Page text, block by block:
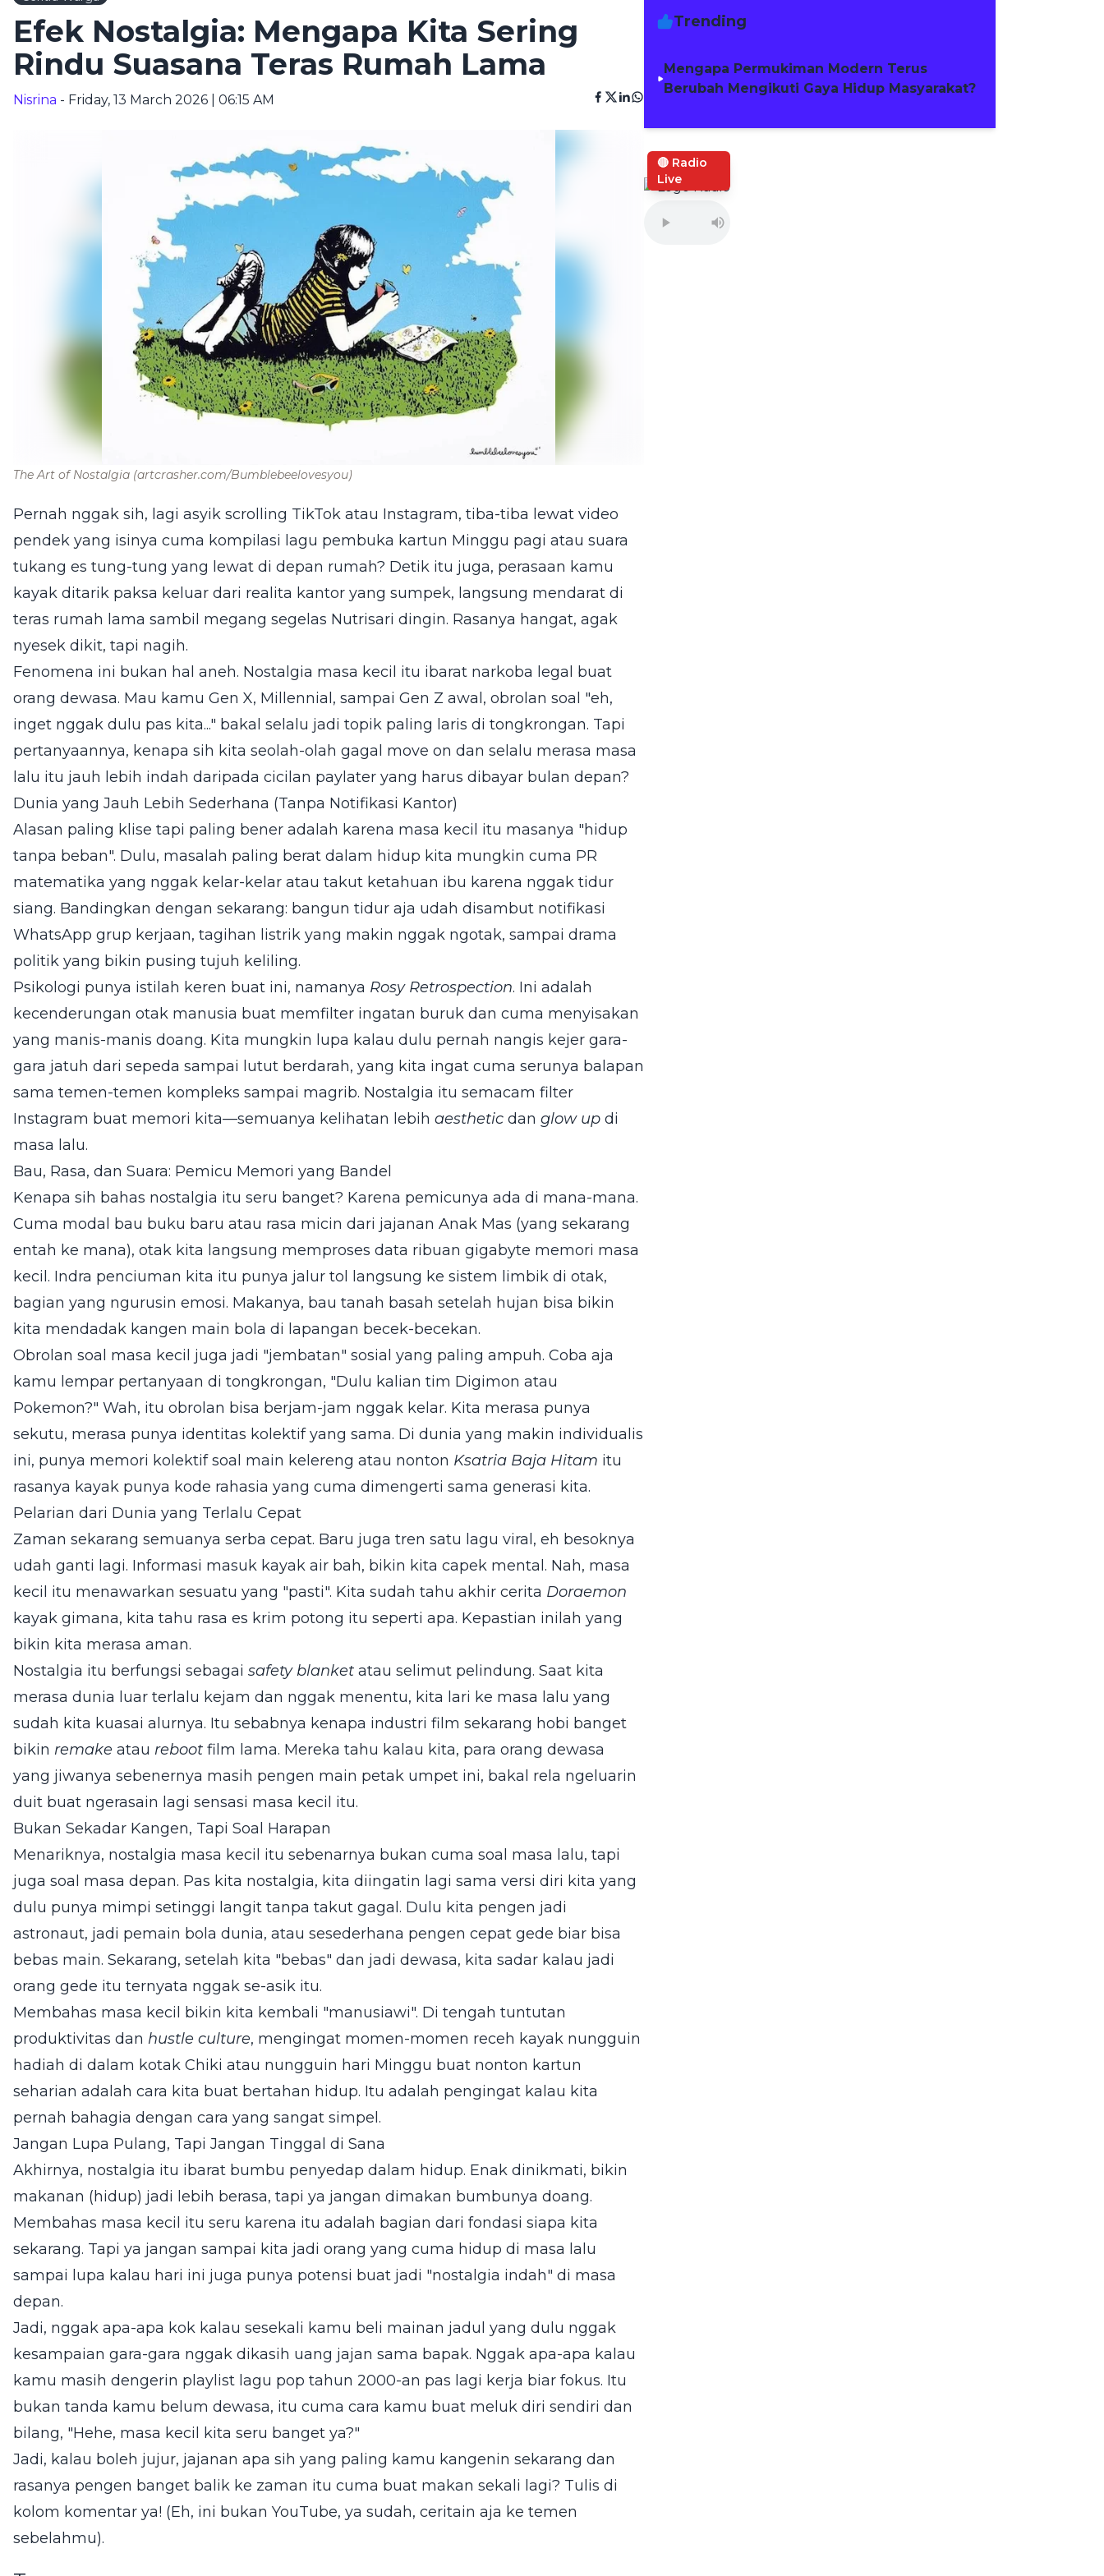
Efek Nostalgia: Mengapa Kita Sering
Rindu Suasana Teras Rumah Lama
Nisrina - Friday, 13 March 2026 | 06:15 AM
The Art of Nostalgia (artcrasher.com/Bumblebeelovesyou)
Pernah nggak sih, lagi asyik scrolling TikTok atau Instagram, tiba-tiba lewat video
pendek yang isinya cuma kompilasi lagu pembuka kartun Minggu pagi atau suara
tukang es tung-tung yang lewat di depan rumah? Detik itu juga, perasaan kamu
kayak ditarik paksa keluar dari realita kantor yang sumpek, langsung mendarat di
teras rumah lama sambil megang segelas Nutrisari dingin. Rasanya hangat, agak
nyesek dikit, tapi nagih.
Fenomena ini bukan hal aneh. Nostalgia masa kecil itu ibarat narkoba legal buat
orang dewasa. Mau kamu Gen X, Millennial, sampai Gen Z awal, obrolan soal "eh,
inget nggak dulu pas kita..." bakal selalu jadi topik paling laris di tongkrongan. Tapi
pertanyaannya, kenapa sih kita seolah-olah gagal move on dan selalu merasa masa
lalu itu jauh lebih indah daripada cicilan paylater yang harus dibayar bulan depan?
Dunia yang Jauh Lebih Sederhana (Tanpa Notifikasi Kantor)
Alasan paling klise tapi paling bener adalah karena masa kecil itu masanya "hidup
tanpa beban". Dulu, masalah paling berat dalam hidup kita mungkin cuma PR
matematika yang nggak kelar-kelar atau takut ketahuan ibu karena nggak tidur
siang. Bandingkan dengan sekarang: bangun tidur aja udah disambut notifikasi
WhatsApp grup kerjaan, tagihan listrik yang makin nggak ngotak, sampai drama
politik yang bikin pusing tujuh keliling.
Psikologi punya istilah keren buat ini, namanya Rosy Retrospection. Ini adalah
kecenderungan otak manusia buat memfilter ingatan buruk dan cuma menyisakan
yang manis-manis doang. Kita mungkin lupa kalau dulu pernah nangis kejer gara-
gara jatuh dari sepeda sampai lutut berdarah, yang kita ingat cuma serunya balapan
sama temen-temen kompleks sampai magrib. Nostalgia itu semacam filter
Instagram buat memori kita—semuanya kelihatan lebih aesthetic dan glow up di
masa lalu.
Bau, Rasa, dan Suara: Pemicu Memori yang Bandel
Kenapa sih bahas nostalgia itu seru banget? Karena pemicunya ada di mana-mana.
Cuma modal bau buku baru atau rasa micin dari jajanan Anak Mas (yang sekarang
entah ke mana), otak kita langsung memproses data ribuan gigabyte memori masa
kecil. Indra penciuman kita itu punya jalur tol langsung ke sistem limbik di otak,
bagian yang ngurusin emosi. Makanya, bau tanah basah setelah hujan bisa bikin
kita mendadak kangen main bola di lapangan becek-becekan.
Obrolan soal masa kecil juga jadi "jembatan" sosial yang paling ampuh. Coba aja
kamu lempar pertanyaan di tongkrongan, "Dulu kalian tim Digimon atau
Pokemon?" Wah, itu obrolan bisa berjam-jam nggak kelar. Kita merasa punya
sekutu, merasa punya identitas kolektif yang sama. Di dunia yang makin individualis
ini, punya memori kolektif soal main kelereng atau nonton Ksatria Baja Hitam itu
rasanya kayak punya kode rahasia yang cuma dimengerti sama generasi kita.
Pelarian dari Dunia yang Terlalu Cepat
Zaman sekarang semuanya serba cepat. Baru juga tren satu lagu viral, eh besoknya
udah ganti lagi. Informasi masuk kayak air bah, bikin kita capek mental. Nah, masa
kecil itu menawarkan sesuatu yang "pasti". Kita sudah tahu akhir cerita Doraemon
kayak gimana, kita tahu rasa es krim potong itu seperti apa. Kepastian inilah yang
bikin kita merasa aman.
Nostalgia itu berfungsi sebagai safety blanket atau selimut pelindung. Saat kita
merasa dunia luar terlalu kejam dan nggak menentu, kita lari ke masa lalu yang
sudah kita kuasai alurnya. Itu sebabnya kenapa industri film sekarang hobi banget
bikin remake atau reboot film lama. Mereka tahu kalau kita, para orang dewasa
yang jiwanya sebenernya masih pengen main petak umpet ini, bakal rela ngeluarin
duit buat ngerasain lagi sensasi masa kecil itu.
Bukan Sekadar Kangen, Tapi Soal Harapan
Menariknya, nostalgia masa kecil itu sebenarnya bukan cuma soal masa lalu, tapi
juga soal masa depan. Pas kita nostalgia, kita diingatin lagi sama versi diri kita yang
dulu punya mimpi setinggi langit tanpa takut gagal. Dulu kita pengen jadi
astronaut, jadi pemain bola dunia, atau sesederhana pengen cepat gede biar bisa
bebas main. Sekarang, setelah kita "bebas" dan jadi dewasa, kita sadar kalau jadi
orang gede itu ternyata nggak se-asik itu.
Membahas masa kecil bikin kita kembali "manusiawi". Di tengah tuntutan
produktivitas dan hustle culture, mengingat momen-momen receh kayak nungguin
hadiah di dalam kotak Chiki atau nungguin hari Minggu buat nonton kartun
seharian adalah cara kita buat bertahan hidup. Itu adalah pengingat kalau kita
pernah bahagia dengan cara yang sangat simpel.
Jangan Lupa Pulang, Tapi Jangan Tinggal di Sana
Akhirnya, nostalgia itu ibarat bumbu penyedap dalam hidup. Enak dinikmati, bikin
makanan (hidup) jadi lebih berasa, tapi ya jangan dimakan bumbunya doang.
Membahas masa kecil itu seru karena itu adalah bagian dari fondasi siapa kita
sekarang. Tapi ya jangan sampai kita jadi orang yang cuma hidup di masa lalu
sampai lupa kalau hari ini juga punya potensi buat jadi "nostalgia indah" di masa
depan.
Jadi, nggak apa-apa kok kalau sesekali kamu beli mainan jadul yang dulu nggak
kesampaian gara-gara nggak dikasih uang jajan sama bapak. Nggak apa-apa kalau
kamu masih dengerin playlist lagu pop tahun 2000-an pas lagi kerja biar fokus. Itu
bukan tanda kamu belum dewasa, itu cuma cara kamu buat meluk diri sendiri dan
bilang, "Hehe, masa kecil kita seru banget ya?"
Jadi, kalau boleh jujur, jajanan apa sih yang paling kamu kangenin sekarang dan
rasanya pengen banget balik ke zaman itu cuma buat makan sekali lagi? Tulis di
kolom komentar ya! (Eh, ini bukan YouTube, ya sudah, ceritain aja ke temen
sebelahmu).
Trending
Mengapa Permukiman Modern Terus
Berubah Mengikuti Gaya Hidup Masyarakat?
🔴 Radio
Live